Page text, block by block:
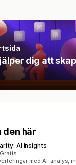
dig att
den här
AI Insights
totalt
Gratis
med AI-analys,